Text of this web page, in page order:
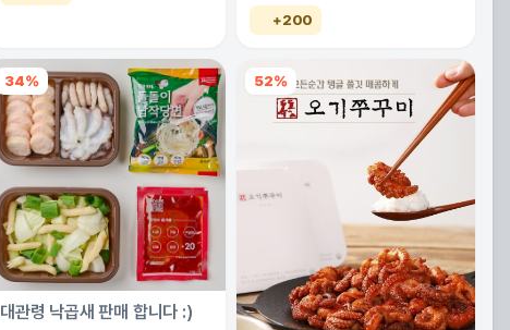
+200
34%
대관령 낙곱새 판매 합니다 :)
52%